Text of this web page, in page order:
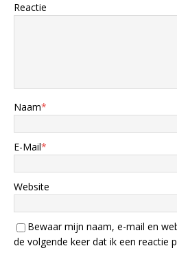
Reactie
Naam*
E-Mail*
Website
Bewaar mijn naam, e-mail en
de volgende keer dat ik een reactie